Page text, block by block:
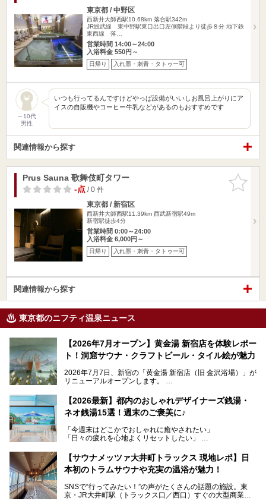
東京都 / 中野区
西新井大師西駅10.68km 落合駅342m
JR総武線 東中野駅東口出口左側階段より徒歩８分 地下鉄
東西線 落…
営業時間 14:00～24:00
入浴料金 550円～
日帰り 入れ墨・刺青・タトゥー可
～10代
男性
いつも行ってるんですけどやっぱ設備がいいしお風呂上がりにア
イスの自販機やコーヒー牛乳などがあるのもおすすめです
関連情報から探す
お気に入
りに追加
Prus Sauna 歌舞伎町タワー
-点/ 0 件
東京都 / 新宿区
西新井大師西駅11.39km 西武新宿駅49m
新宿駅徒歩4分
営業時間 0:00～24:00
入浴料金 6,000円～
日帰り 入れ墨・刺青・タトゥー可
関連情報から探す
東京都のニフティ温泉ニュース
【2026年7月オープン】黄金湯 新宿店を体験レポー
ト！洞窟サウナ・クラフトビール・タイル絵が魅力
2026年7月7日、新宿の「黄金湯 新宿店（旧 金沢浴場）」が
リニューアルオープンします。
レトロでノスタルジックなタイル絵はそのまま、昔からここ
を知る地元の人にも、新しく足を運んでくれる人にも愛され
る、今の時代の"銭湯"として生まれ変わりました。洞窟のよ
ビアバーなど、新しく登場したスポットも併せて紹介しま
す。充実した設備があるのに、基本の入浴料が銭湯価格の5
【2026最新】都内のおしゃれデザイナーズ銭湯・
ネオ銭湯15選！週末のご褒美に♪
「今週末はどこかでおしゃれに癒やされたい」
「日々の疲れを心地よくリセットしたい」
となっている新しいスタイルの銭湯です。
最近、SNSやメディアで「デザイナーズ銭湯」や「ネオ銭
本記事では、そもそもこれらがどんな銭湯なのか、その気に
【サウナメッツァ大井町トラックス 現地レポ】日
本初のトラムサウナや充実の温浴が魅力！
SNSで“行ってみたい！”の声がたくさんの話題の施設。東
京・JR大井町駅（トラックス口／西口）すぐの大型商業施